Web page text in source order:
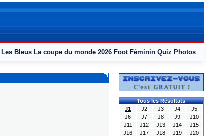
Les Bleus La coupe du monde 2026 Foot Féminin Quiz Photos
Tous les Résultats
J1
J2 J3 J4
J5
J6
J7 J8 J9
J10
J11
J12 J13 J14
J15
J16
J17 J18 J19
J20